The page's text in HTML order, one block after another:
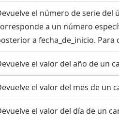
el número de serie del
a un número
a fecha_de_inicio. Para
el valor del año de un
el valor del mes de un
el valor del día de un